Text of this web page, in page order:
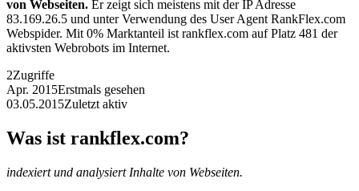
von Webseiten. Er zeigt sich meistens mit der IP Adresse
83.169.26.5 und unter Verwendung des User Agent RankFlex.com
Webspider. Mit 0% Marktanteil ist rankflex.com auf Platz 481 der
aktivsten Webrobots im Internet.
2Zugriffe
Apr. 2015Erstmals gesehen
03.05.2015Zuletzt aktiv
Was ist rankflex.com?
indexiert und analysiert Inhalte von Webseiten.